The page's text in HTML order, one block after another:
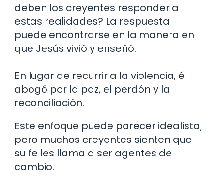
deben los creyentes responder a
estas realidades? La respuesta
puede encontrarse en la manera en
que Jesús vivió y enseñó.
En lugar de recurrir a la violencia, él
abogó por la paz, el perdón y la
reconciliación.
Este enfoque puede parecer idealista,
pero muchos creyentes sienten que
su fe les llama a ser agentes de
cambio.